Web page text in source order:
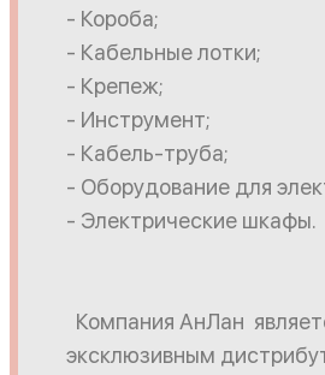
- Короба;
- Кабельные лотки;
- Крепеж;
- Инструмент;
- Кабель-труба;
- Оборудование для
- Электрические шкафы.
Компания АнЛан
эксклюзивным